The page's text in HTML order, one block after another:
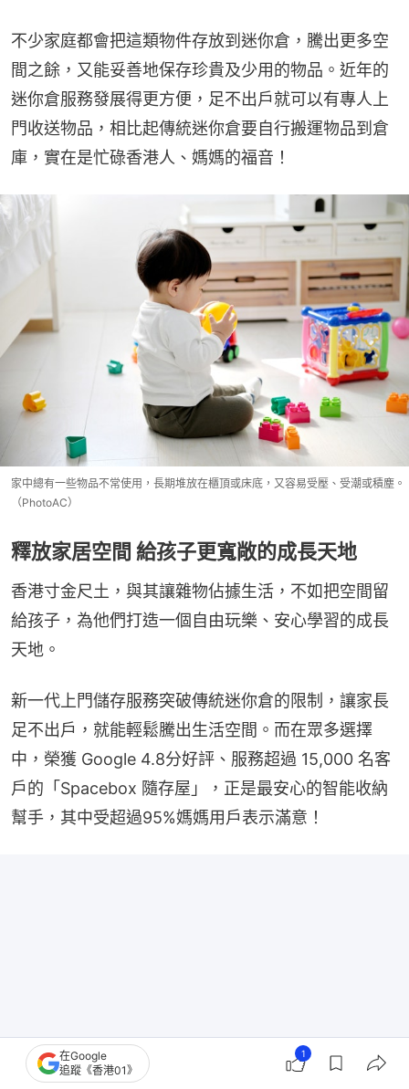
不少家庭都會把這類物件存放到迷你倉，騰出更多空
間之餘，又能妥善地保存珍貴及少用的物品。近年的
迷你倉服務發展得更方便，足不出戶就可以有專人上
門收送物品，相比起傳統迷你倉要自行搬運物品到倉
庫，實在是忙碌香港人、媽媽的福音！
家中總有一些物品不常使用，長期堆放在櫃頂或床底，又容易受壓、受潮或積塵。
（PhotoAC）
釋放家居空間 給孩子更寬敞的成長天地
香港寸金尺土，與其讓雜物佔據生活，不如把空間留
給孩子，為他們打造一個自由玩樂、安心學習的成長
天地。
新一代上門儲存服務突破傳統迷你倉的限制，讓家長
足不出戶，就能輕鬆騰出生活空間。而在眾多選擇
中，榮獲 Google 4.8分好評、服務超過 15,000 名客
戶的「Spacebox 隨存屋」，正是最安心的智能收納
幫手，其中受超過95%媽媽用戶表示滿意！
在Google
追蹤《香港01》
1